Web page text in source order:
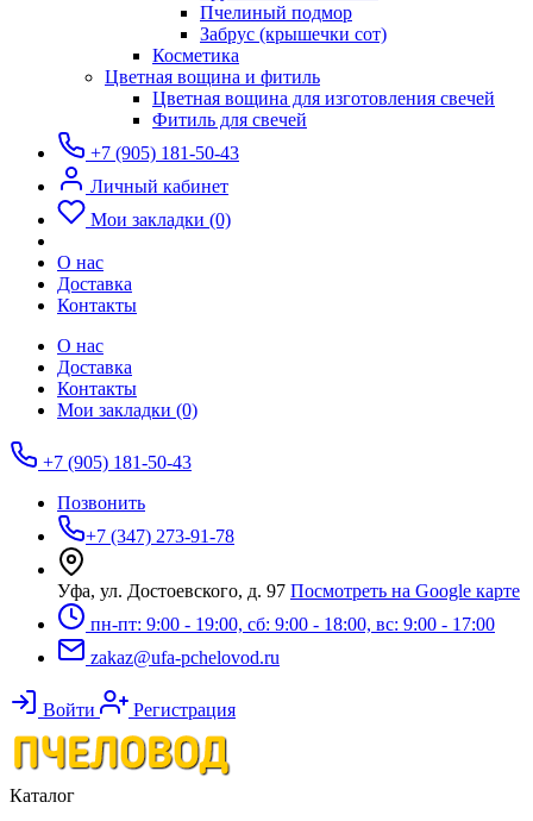
Пчелиный подмор
Забрус (крышечки сот)
Косметика
Цветная вощина и фитиль
Цветная вощина для изготовления свечей
Фитиль для свечей
+7 (905) 181-50-43
Личный кабинет
Мои закладки (0)
О нас
Доставка
Контакты
О нас
Доставка
Контакты
Мои закладки (0)
+7 (905) 181-50-43
Позвонить
+7 (347) 273-91-78
Уфа, ул. Достоевского, д. 97 Посмотреть на Google карте
пн-пт: 9:00 - 19:00, сб: 9:00 - 18:00, вс: 9:00 - 17:00
zakaz@ufa-pchelovod.ru
Войти Регистрация
Каталог